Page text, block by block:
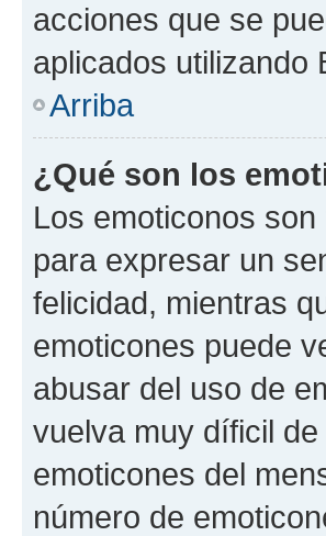
acciones que se
aplicados utilizando
Arriba
¿Qué son los
Los emoticonos
para expresar un
felicidad, mientras
emoticones puede
abusar del uso de
vuelva muy díficil
emoticones del
número de